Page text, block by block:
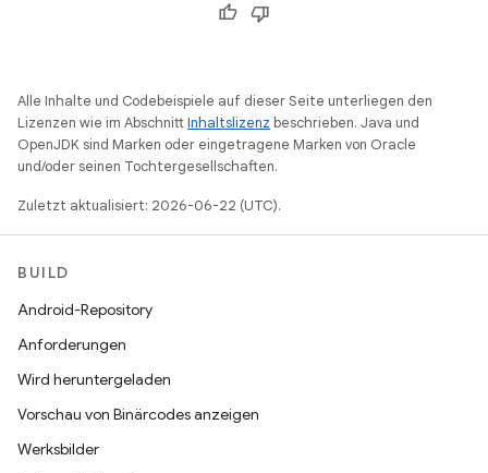
Alle Inhalte und Codebeispiele auf dieser Seite unterliegen den
Lizenzen wie im AbschnittInhaltslizenz beschrieben. Java und
OpenJDK sind Marken oder eingetragene Marken von Oracle
und/oder seinen Tochtergesellschaften.
Zuletzt aktualisiert: 2026-06-22 (UTC).
BUILD
Android-Repository
Anforderungen
Wird heruntergeladen
Vorschau von Binärcodes anzeigen
Werksbilder